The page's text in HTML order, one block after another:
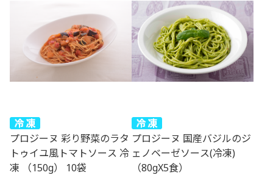
プロジーヌ 彩り野菜のラタ
トゥイユ風トマトソース 冷
凍 （150g） 10袋
プロジーヌ 国産バジルのジ
ェノベーゼソース(冷凍)
（80gX5食）